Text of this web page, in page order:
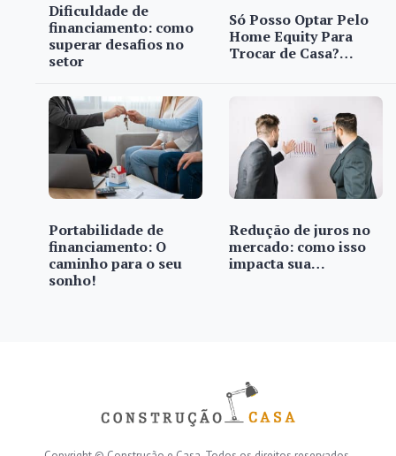
Dificuldade de
financiamento: como
superar desafios no
setor
Só Posso Optar Pelo
Home Equity Para
Trocar de Casa?…
Portabilidade de
financiamento: O
caminho para o seu
sonho!
Redução de juros no
mercado: como isso
impacta sua…